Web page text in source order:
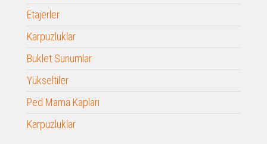
Etajerler
Karpuzluklar
Buklet Sunumlar
Yükseltiler
Ped Mama Kapları
Karpuzluklar